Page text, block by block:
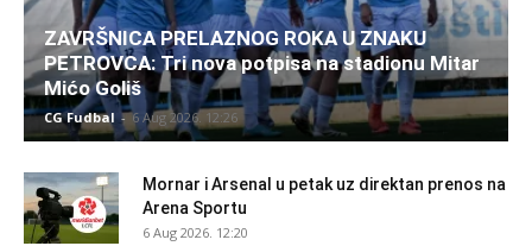
ZAVRŠNICA PRELAZNOG ROKA U ZNAKU
PETROVCA: Tri nova potpisa na stadionu Mitar
Mićo Goliš
CG Fudbal - 6 Aug 2026. 12:26
Mornar i Arsenal u petak uz direktan prenos na
Arena Sportu
6 Aug 2026. 12:20